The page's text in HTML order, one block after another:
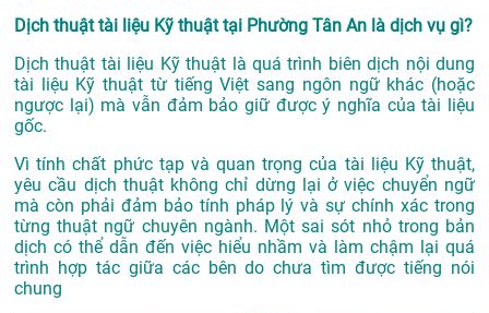
Dịch thuật tài liệu Kỹ thuật tại Phường Tân An là dịch vụ gì?
Dịch thuật tài liệu Kỹ thuật là quá trình biên dịch nội dung
tài liệu Kỹ thuật từ tiếng Việt sang ngôn ngữ khác (hoặc
ngược lại) mà vẫn đảm bảo giữ được ý nghĩa của tài liệu
gốc.
Vì tính chất phức tạp và quan trọng của tài liệu Kỹ thuật,
yêu cầu dịch thuật không chỉ dừng lại ở việc chuyển ngữ
mà còn phải đảm bảo tính pháp lý và sự chính xác trong
từng thuật ngữ chuyên ngành. Một sai sót nhỏ trong bản
dịch có thể dẫn đến việc hiểu nhầm và làm chậm lại quá
trình hợp tác giữa các bên do chưa tìm được tiếng nói
chung